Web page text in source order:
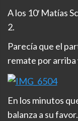
A los 10′ Matías
2.
Parecía que el
remate por arriba
En los minutos
balanza a su